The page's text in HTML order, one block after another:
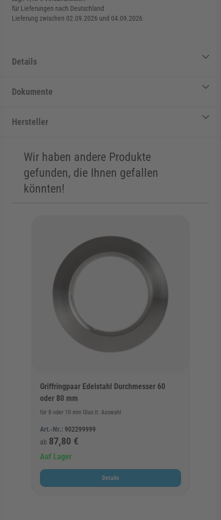
für Lieferungen nach Deutschland
Lieferung zwischen 02.09.2026 und 04.09.2026
Details
Dokumente
Hersteller
Wir haben andere Produkte
gefunden, die Ihnen gefallen
könnten!
Griffringpaar Edelstahl Durchmesser 60
oder 80 mm
für 8 oder 10 mm Glas lt. Auswahl
Art.-Nr.: 902299999
ab 87,80 €
Auf Lager
Details